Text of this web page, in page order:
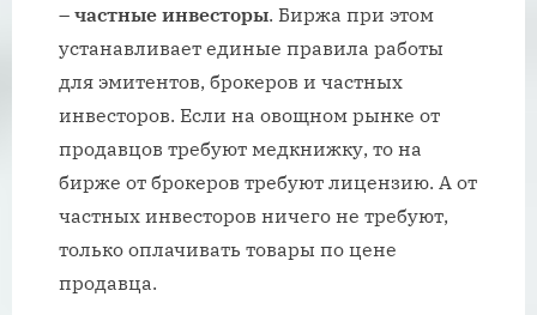
– частные инвесторы. Биржа при этом
устанавливает единые правила работы
для эмитентов, брокеров и частных
инвесторов. Если на овощном рынке от
продавцов требуют медкнижку, то на
бирже от брокеров требуют лицензию. А от
частных инвесторов ничего не требуют,
только оплачивать товары по цене
продавца.